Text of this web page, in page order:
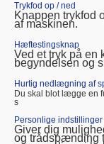
Trykfod op / ned
Knappen trykfod
af maskinen.
Hæftestingsknap
Ved et tryk på en
begyndelsen og
Hurtig nedlægning af
Du skal blot lægge en
s
Personlige indstillinger
Giver dig
og trådspænding